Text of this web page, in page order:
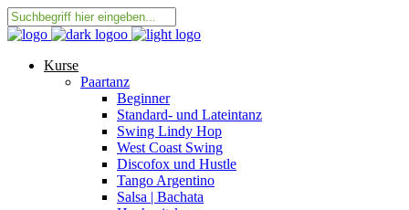
Kurse
Paartanz
Beginner
Standard- und Lateintanz
Swing Lindy Hop
West Coast Swing
Discofox und Hustle
Tango Argentino
Salsa | Bachata